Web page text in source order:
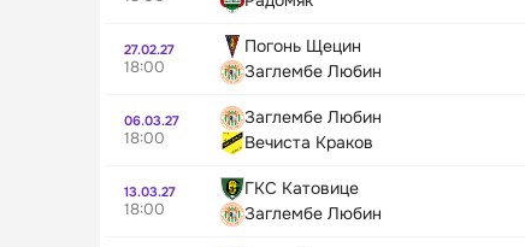
27.02.27
18:00
Погонь Щецин
Заглембе Любин
06.03.27
18:00
Заглембе Любин
Вечиста Краков
13.03.27
18:00
ГКС Катовице
Заглембе Любин